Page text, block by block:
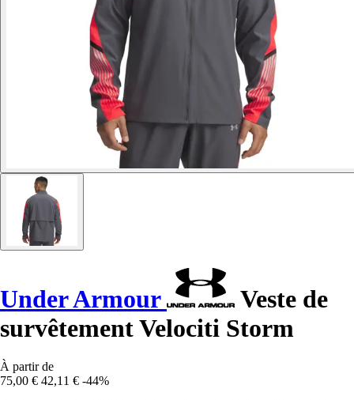
Under Armour
Veste de
survêtement Velociti Storm
À partir de
75,00 € 42,11 € -44%